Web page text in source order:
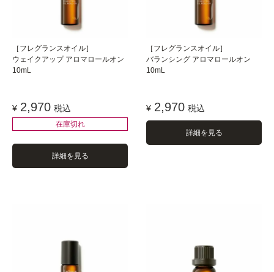
［フレグランスオイル］
ウェイクアップ アロマロールオン
10mL
¥ 2,970 税込
在庫切れ
詳細を見る
［フレグランスオイル］
バランシング アロマロールオン
10mL
¥ 2,970 税込
詳細を見る